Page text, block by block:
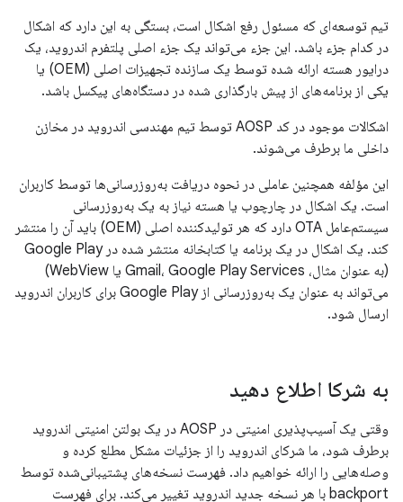
تیم توسعه‌ای که مسئول رفع اشکال است، بستگی به این دارد که اشکال
در کدام جزء باشد. این جزء می‌تواند یک جزء اصلی پلتفرم اندروید، یک
درایور هسته ارائه شده توسط یک سازنده تجهیزات اصلی (OEM) یا
یکی از برنامه‌های از پیش بارگذاری شده در دستگاه‌های پیکسل باشد.
اشکالات موجود در کد AOSP توسط تیم مهندسی اندروید در مخازن
داخلی ما برطرف می‌شوند.
این مؤلفه همچنین عاملی در نحوه دریافت به‌روزرسانی‌ها توسط کاربران
است. یک اشکال در چارچوب یا هسته نیاز به یک به‌روزرسانی
سیستم‌عامل OTA دارد که هر تولیدکننده اصلی (OEM) باید آن را منتشر
کند. یک اشکال در یک برنامه یا کتابخانه منتشر شده در Google Play
(به عنوان مثال، Gmail، Google Play Services یا WebView)
می‌تواند به عنوان یک به‌روزرسانی از Google Play برای کاربران اندروید
ارسال شود.
به شرکا اطلاع دهید
وقتی یک آسیب‌پذیری امنیتی در AOSP در یک بولتن امنیتی اندروید
برطرف شود، ما شرکای اندروید را از جزئیات مشکل مطلع کرده و
وصله‌هایی را ارائه خواهیم داد. فهرست نسخه‌های پشتیبانی‌شده توسط
backport با هر نسخه جدید اندروید تغییر می‌کند. برای فهرست